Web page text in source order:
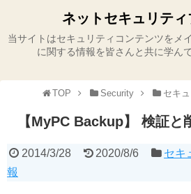
ネットセキュリテ
当サイトはセキュリティコンテンツをメ
に関する情報を皆さんと共に学ん
TOP Security セキ
【MyPC Backup】 検証と
2014/3/28 2020/8/6
セキ
報